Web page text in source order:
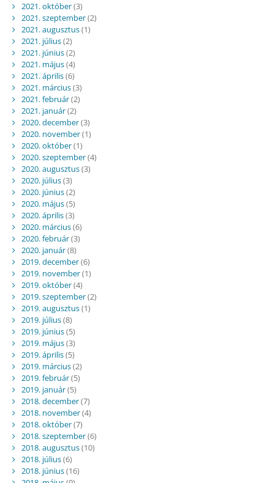
2021. október(3)
2021. szeptember(2)
2021. augusztus(1)
2021. július(2)
2021. június(2)
2021. május(4)
2021. április(6)
2021. március(3)
2021. február(2)
2021. január(2)
2020. december(3)
2020. november(1)
2020. október(1)
2020. szeptember(4)
2020. augusztus(3)
2020. július(3)
2020. június(2)
2020. május(5)
2020. április(3)
2020. március(6)
2020. február(3)
2020. január(8)
2019. december(6)
2019. november(1)
2019. október(4)
2019. szeptember(2)
2019. augusztus(1)
2019. július(8)
2019. június(5)
2019. május(3)
2019. április(5)
2019. március(2)
2019. február(5)
2019. január(5)
2018. december(7)
2018. november(4)
2018. október(7)
2018. szeptember(6)
2018. augusztus(10)
2018. július(6)
2018. június(16)